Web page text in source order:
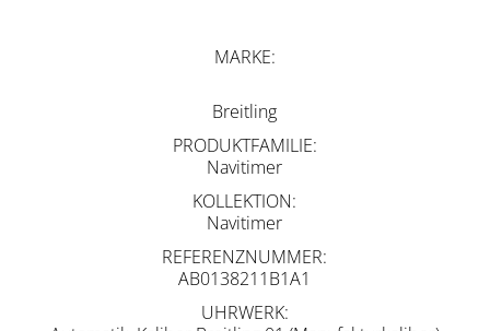
MARKE
Breitling
PRODUKTFAMILIE
Navitimer
KOLLEKTION
Navitimer
REFERENZNUMMER
AB0138211B1A1
UHRWERK